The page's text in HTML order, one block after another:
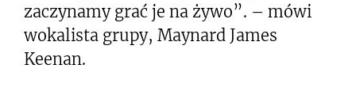
zaczynamy grać je na żywo”. – mówi
wokalista grupy, Maynard James
Keenan.